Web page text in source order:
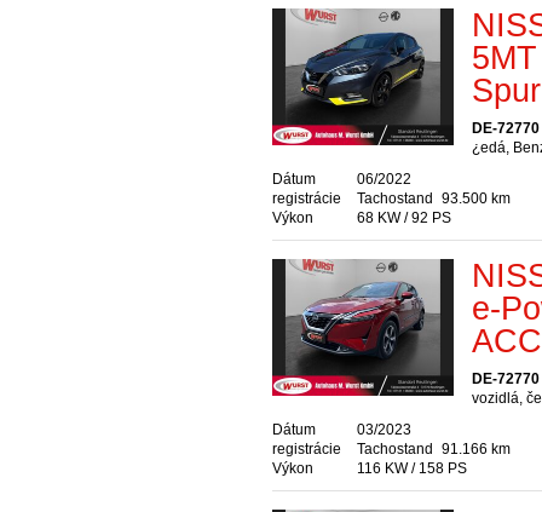
DE-
¿edá,
Dátum
registrácie
06/2022
Tachostand
93.500 km
Výkon
68 KW / 92 PS
e-
DE-
vozidlá,
Dátum
registrácie
03/2023
Tachostand
91.166 km
Výkon
116 KW / 158 PS